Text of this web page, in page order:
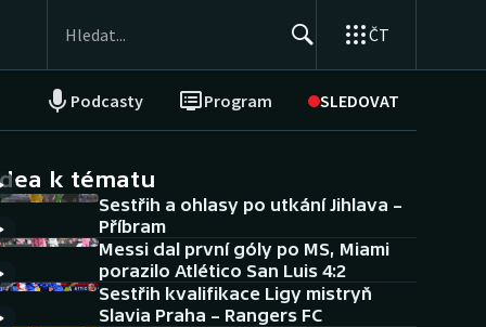
ČT
Podcasty Program SLEDOVAT
NEPŘEHLÉDNĚTE
Historické návraty
Aplikace ČT sport
AZ kvíz
k tématu
Sestřih a ohlasy po utkání Jihlava –
Příbram
Messi dal první góly po MS, Miami
porazilo Atlético San Luis 4:2
Sestřih kvalifikace Ligy mistryň
Slavia Praha – Rangers FC